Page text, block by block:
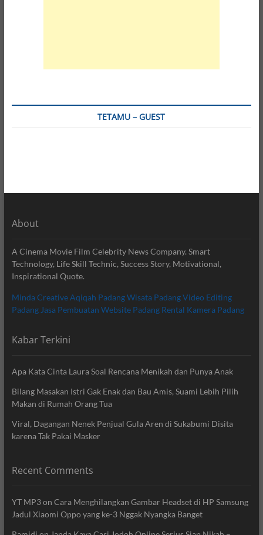
TETAMU – GUEST
About
A Cinema Movie Film Celebrity News Company. Smart
Technology, Life Skill Technic, Success Story, Motivational,
Inspirational Quote.
Minda CreativeAqiqah PadangWisata PadangVideo Editing
Padang Jasa Pembuatan Website Padang Rental Kamera Padang
Kabar Terkini
Apa Kata Cinta Laura Soal Rencana Menikah dan Punya Anak
Bilang Masakan Istri Gak Enak dan Bau Amis, Suami Lebih Pilih
Makan di Rumah Orang Tua
Viral, Dagangan Nenek Penjual Gula Aren di Sukabumi Disita
karena Tak Pakai Masker
Recent Comments
YT MP3on Cara Menghilangkan Gambar Headset di HP Samsung
Jadul Xiaomi Oppo yang ke-3 Nggak Nyangka Banget